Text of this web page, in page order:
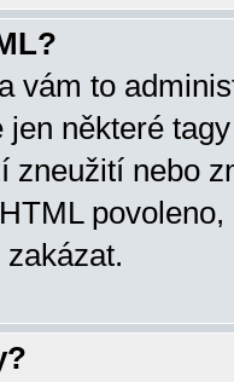
vám to
jen některé
zneužití nebo